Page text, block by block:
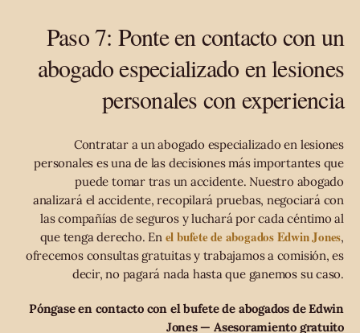
Paso 7: Ponte en contacto con un
abogado especializado en lesiones
personales con experiencia
Contratar a un abogado especializado en lesiones
personales es una de las decisiones más importantes que
puede tomar tras un accidente. Nuestro abogado
analizará el accidente, recopilará pruebas, negociará con
las compañías de seguros y luchará por cada céntimo al
que tenga derecho. En el bufete de abogados Edwin Jones,
ofrecemos consultas gratuitas y trabajamos a comisión, es
decir, no pagará nada hasta que ganemos su caso.
Póngase en contacto con el bufete de abogados de Edwin
Jones — Asesoramiento gratuito